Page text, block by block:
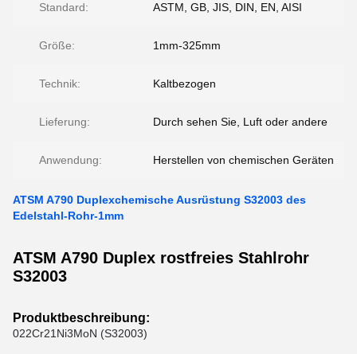
Standard: ASTM, GB, JIS, DIN, EN, AISI
Größe: 1mm-325mm
Technik: Kaltbezogen
Lieferung: Durch sehen Sie, Luft oder andere
Anwendung: Herstellen von chemischen Geräten
ATSM A790 Duplexchemische Ausrüstung S32003 des
Edelstahl-Rohr-1mm
ATSM A790 Duplex rostfreies Stahlrohr
S32003
Produktbeschreibung:
022Cr21Ni3MoN (S32003)